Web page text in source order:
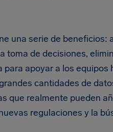
una serie de beneficios:
toma de decisiones,
apoyar a los
cantidades de
que realmente pueden
regulaciones y la